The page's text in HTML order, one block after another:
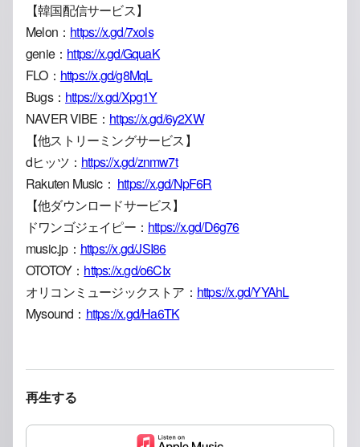
【韓国配信サービス】
Melon： https://x.gd/7xols
genie： https://x.gd/GquaK
FLO： https://x.gd/g8MqL
Bugs： https://x.gd/Xpg1Y
NAVER VIBE： https://x.gd/6y2XW
【他ストリーミングサービス】
dヒッツ： https://x.gd/znmw7t
Rakuten Music： https://x.gd/NpF6R
【他ダウンロードサービス】
ドワンゴジェイピー： https://x.gd/D6g76
music.jp： https://x.gd/JSI86
OTOTOY： https://x.gd/o6CIx
オリコンミュージックストア： https://x.gd/YYAhL
Mysound： https://x.gd/Ha6TK
再生する